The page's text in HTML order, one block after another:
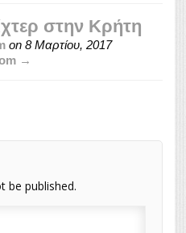
στην Κρήτη
on 8 Μαρτίου, 2017
→
be published.